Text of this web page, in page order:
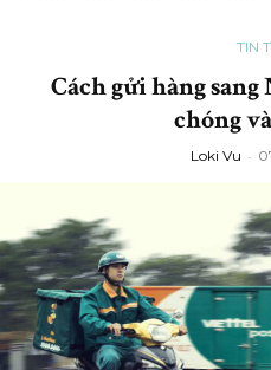
TIN
Cách gửi hàng
chóng
Loki Vu -